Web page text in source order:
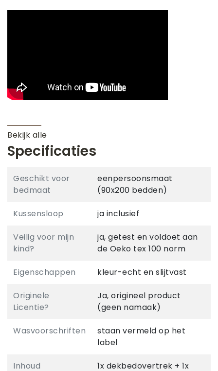
Bekijk alle
Specificaties
Geschikt voor
bedmaat
eenpersoonsmaat
(90x200 bedden)
Kussensloop ja inclusief
Veilig voor mijn
kind?
ja, getest en voldoet aan
de Oeko tex 100 norm
Eigenschappen kleur-echt en slijtvast
Originele
Licentie?
Ja, origineel product
(geen namaak)
Wasvoorschriften
staan vermeld op het
label
Inhoud 1x dekbedovertrek + 1x